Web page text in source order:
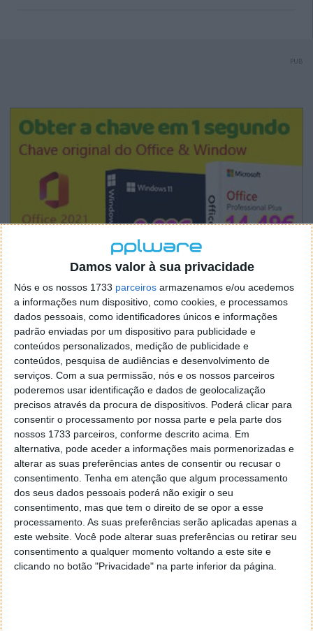
Damos valor à sua privacidade
Nós e os nossos 1733 parceiros armazenamos e/ou acedemos
a informações num dispositivo, como cookies, e processamos
dados pessoais, como identificadores únicos e informações
padrão enviadas por um dispositivo para publicidade e
conteúdos personalizados, medição de publicidade e
conteúdos, pesquisa de audiências e desenvolvimento de
serviços. Com a sua permissão, nós e os nossos parceiros
poderemos usar identificação e dados de geolocalização
precisos através da procura de dispositivos. Poderá clicar para
consentir o processamento por nossa parte e pela parte dos
nossos 1733 parceiros, conforme descrito acima. Em
alternativa, pode aceder a informações mais pormenorizadas e
alterar as suas preferências antes de consentir ou recusar o
consentimento. Tenha em atenção que algum processamento
dos seus dados pessoais poderá não exigir o seu
consentimento, mas que tem o direito de se opor a esse
processamento. As suas preferências serão aplicadas apenas a
este website. Você pode alterar suas preferências ou retirar seu
consentimento a qualquer momento voltando a este site e
clicando no botão "Privacidade" na parte inferior da página.
PUB